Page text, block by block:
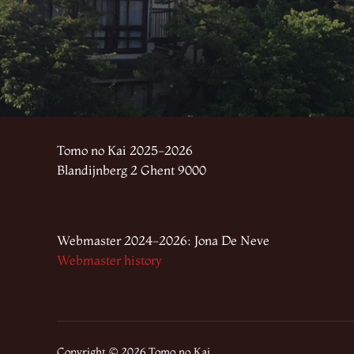
Tomo no Kai 2025-2026
Blandijnberg 2 Ghent 9000
Webmaster 2024-2026: Jona De Neve
Webmaster history